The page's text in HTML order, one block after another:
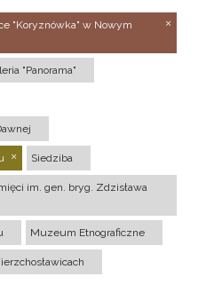
"Koryznówka" w Nowym
"Panorama"
Siedziba
im. gen. bryg. Zdzisława
Muzeum Etnograficzne